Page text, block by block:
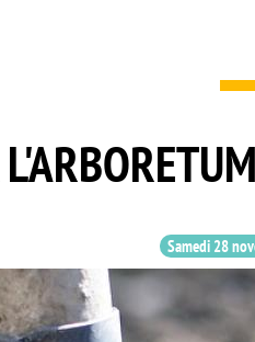
Samedi 28